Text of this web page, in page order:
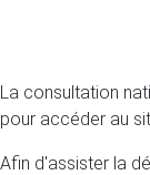
La consultation
pour accéder au
Afin d'assister la